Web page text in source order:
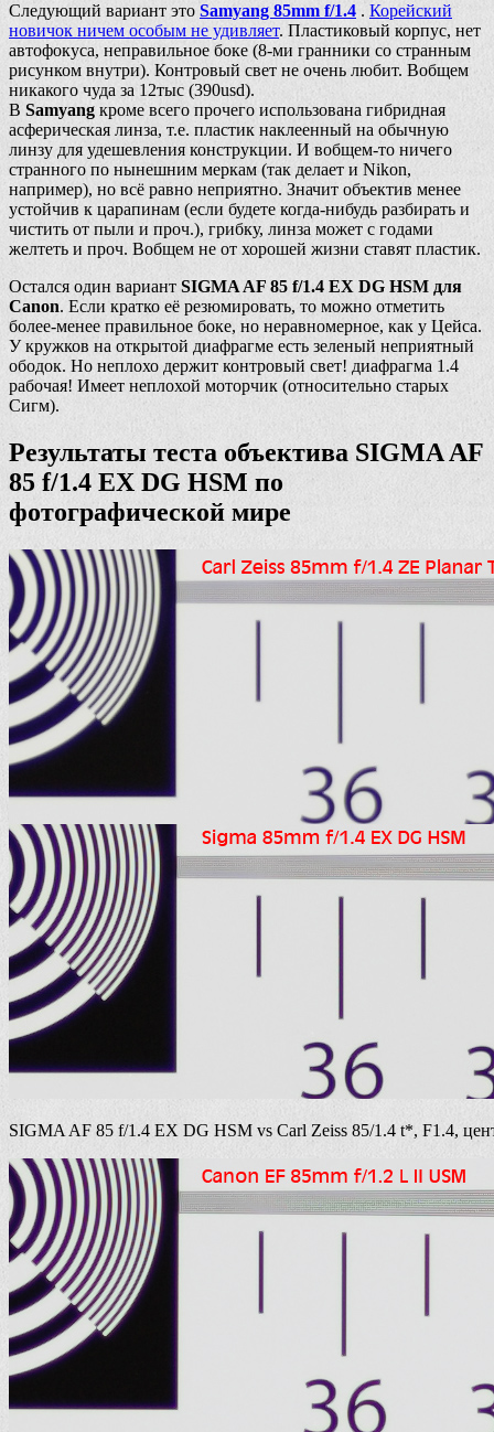
Следующий вариант это Samyang 85mm f/1.4 . Корейский
новичок ничем особым не удивляет. Пластиковый корпус, нет
автофокуса, неправильное боке (8-ми гранники со странным
рисунком внутри). Контровый свет не очень любит. Вобщем
никакого чуда за 12тыс (390usd).
В Samyang кроме всего прочего использована гибридная
асферическая линза, т.е. пластик наклеенный на обычную
линзу для удешевления конструкции. И вобщем-то ничего
странного по нынешним меркам (так делает и Nikon,
например), но всё равно неприятно. Значит объектив менее
устойчив к царапинам (если будете когда-нибудь разбирать и
чистить от пыли и проч.), грибку, линза может с годами
желтеть и проч. Вобщем не от хорошей жизни ставят пластик.
Остался один вариант SIGMA AF 85 f/1.4 EX DG HSM для
Canon. Если кратко её резюмировать, то можно отметить
более-менее правильное боке, но неравномерное, как у Цейса.
У кружков на открытой диафрагме есть зеленый неприятный
ободок. Но неплохо держит контровый свет! диафрагма 1.4
рабочая! Имеет неплохой моторчик (относительно старых
Сигм).
Результаты теста объектива SIGMA AF
85 f/1.4 EX DG HSM по
фотографической мире
SIGMA AF 85 f/1.4 EX DG HSM vs Carl Zeiss 85/1.4 t*, F1.4,